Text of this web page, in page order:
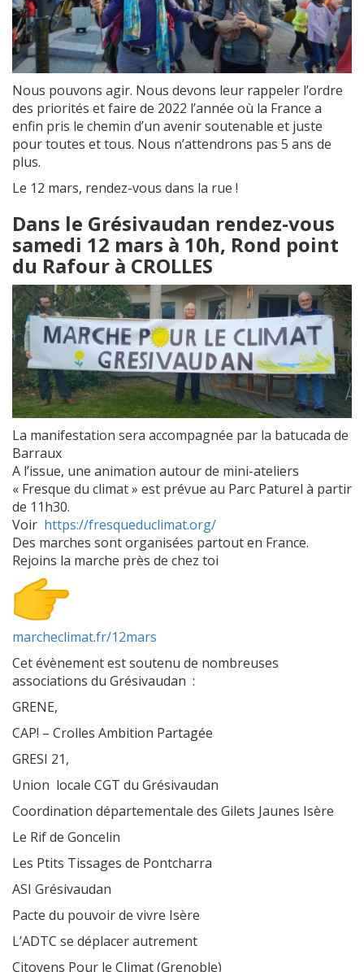
Nous pouvons agir. Nous devons leur rappeler l’ordre
des priorités et faire de 2022 l’année où la France a
enfin pris le chemin d’un avenir soutenable et juste
pour toutes et tous. Nous n’attendrons pas 5 ans de
plus.
Le 12 mars, rendez-vous dans la rue !
Dans le Grésivaudan rendez-vous
samedi 12 mars à 10h, Rond point
du Rafour à CROLLES
La manifestation sera accompagnée par la batucada de
Barraux
A l’issue, une animation autour de mini-ateliers
« Fresque du climat » est prévue au Parc Paturel à partir
de 11h30.
Voir https://fresqueduclimat.org/
Des marches sont organisées partout en France.
Rejoins la marche près de chez toi
marcheclimat.fr/12mars
Cet évènement est soutenu de nombreuses
associations du Grésivaudan :
GRENE,
CAP! – Crolles Ambition Partagée
GRESI 21,
Union locale CGT du Grésivaudan
Coordination départementale des Gilets Jaunes Isère
Le Rif de Goncelin
Les Ptits Tissages de Pontcharra
ASI Grésivaudan
Pacte du pouvoir de vivre Isère
L’ADTC se déplacer autrement
Citoyens Pour le Climat (Grenoble)